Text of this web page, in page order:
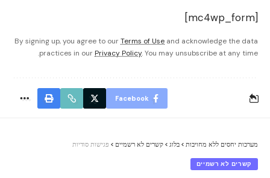
[mc4wp_form]
By signing up, you agree to ourTerms of Use and acknowledge the data
practices in our Privacy Policy. You may unsubscribe at any time.
Facebook
מערכות יחסים ללא מחויבות > בלוג > קשרים לא רשמיים > פגישות סודיות
קשרים לא רשמיים